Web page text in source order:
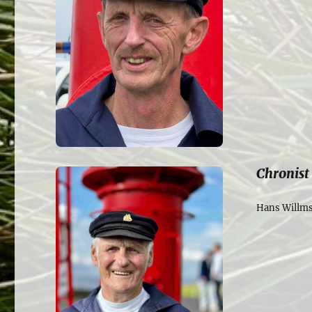
Chronist
Hans